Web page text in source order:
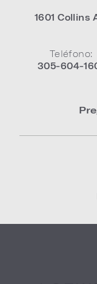
1601 Collins
Teléfono:
305-604-